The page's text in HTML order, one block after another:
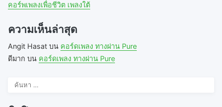
คอร์พเพลงเพื่อชีวิต เพลงใต้
ความเห็นล่าสุด
Angit Hasat บน คอร์ดเพลง ทางผ่าน Pure
ดีมาก บน คอร์ดเพลง ทางผ่าน Pure
ค้นหา